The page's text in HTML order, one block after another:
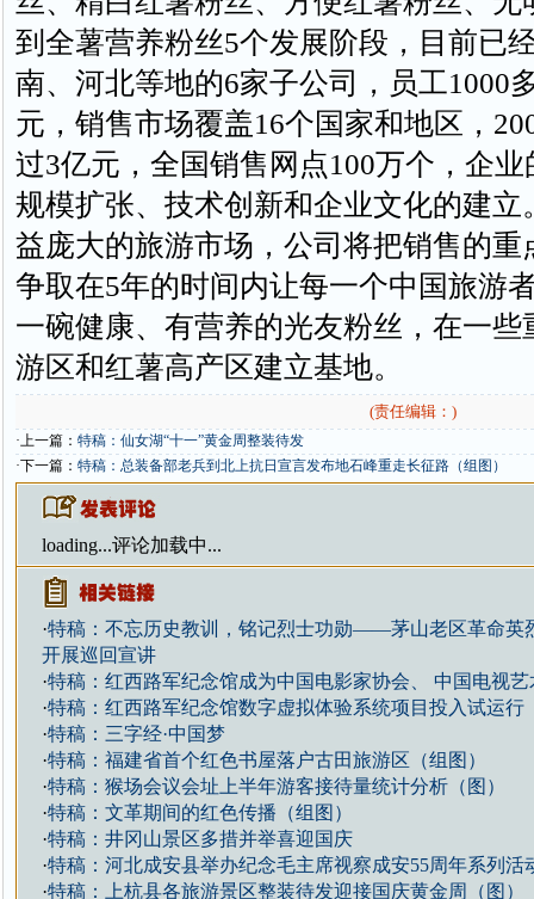
到全薯营养粉丝5个发展阶段，目前已
南、河北等地的6家子公司，员工1000
元，销售市场覆盖16个国家和地区，
过3亿元，全国销售网点100万个，企业
规模扩张、技术创新和企业文化的建立
益庞大的旅游市场，公司将把销售的重
争取在5年的时间内让每一个中国旅游
一碗健康、有营养的光友粉丝，在一些
游区和红薯高产区建立基地。
(责任编辑：)
·上一篇： 特稿：仙女湖“十一”黄金周整装待发
·下一篇： 特稿：总装备部老兵到北上抗日宣言发布地石峰重走长征路（组图）
loading...评论加载中...
·特稿：不忘历史教训，铭记烈士功勋——茅山老区革命英
开展巡回宣讲
·特稿：红西路军纪念馆成为中国电影家协会、 中国电视
·特稿：红西路军纪念馆数字虚拟体验系统项目投入试运行
·特稿：三字经·中国梦
·特稿：福建省首个红色书屋落户古田旅游区（组图）
·特稿：猴场会议会址上半年游客接待量统计分析（图）
·特稿：文革期间的红色传播（组图）
·特稿：井冈山景区多措并举喜迎国庆
·特稿：河北成安县举办纪念毛主席视察成安55周年系列活
·特稿：上杭县各旅游景区整装待发迎接国庆黄金周（图）